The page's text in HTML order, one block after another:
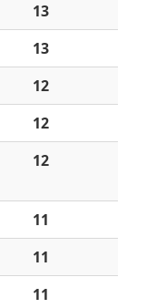
13
13
12
12
12
11
11
11